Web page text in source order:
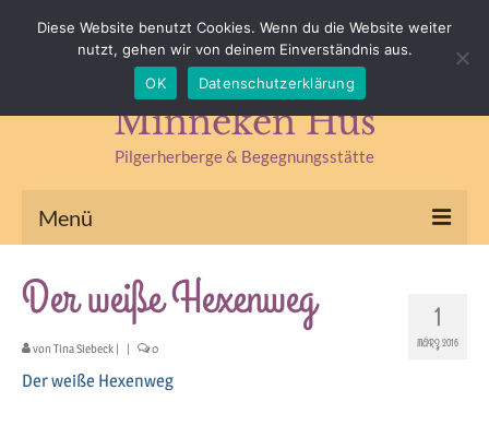
Impressum Datenschutz Kontakt & Anfahrt
Suchen
nach:
Minneken Hus
Pilgerherberge & Begegnungsstätte
Menü
Pilgerherberge
Kräuterlädchen 1
MÄRZ 2016
Der weiße Hexenweg
von Tina Siebeck | | 0
Der weiße Hexenweg
Diese Website benutzt Cookies. Wenn du die Website weiter
nutzt, gehen wir von deinem Einverständnis aus.
OK
Datenschutzerklärung